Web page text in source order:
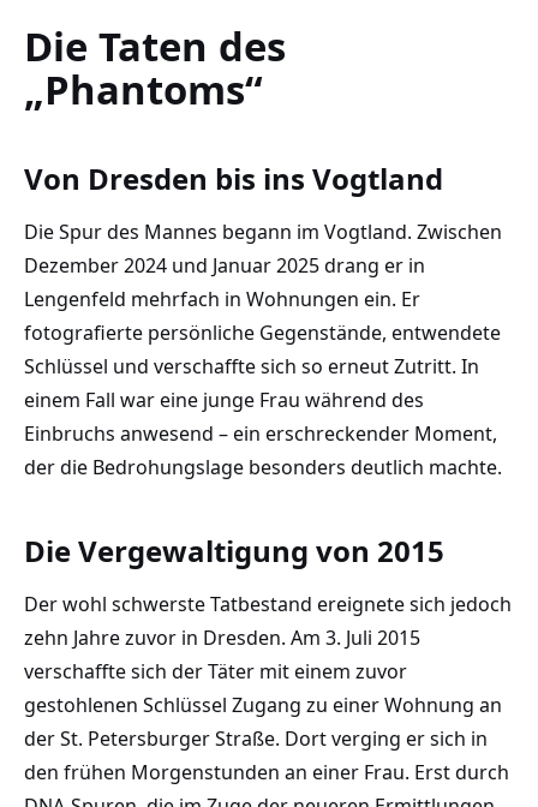
Die Taten des
„Phantoms“
Von Dresden bis ins Vogtland
Die Spur des Mannes begann im Vogtland. Zwischen
Dezember 2024 und Januar 2025 drang er in
Lengenfeld mehrfach in Wohnungen ein. Er
fotografierte persönliche Gegenstände, entwendete
Schlüssel und verschaffte sich so erneut Zutritt. In
einem Fall war eine junge Frau während des
Einbruchs anwesend – ein erschreckender Moment,
der die Bedrohungslage besonders deutlich machte.
Die Vergewaltigung von 2015
Der wohl schwerste Tatbestand ereignete sich jedoch
zehn Jahre zuvor in Dresden. Am 3. Juli 2015
verschaffte sich der Täter mit einem zuvor
gestohlenen Schlüssel Zugang zu einer Wohnung an
der St. Petersburger Straße. Dort verging er sich in
den frühen Morgenstunden an einer Frau. Erst durch